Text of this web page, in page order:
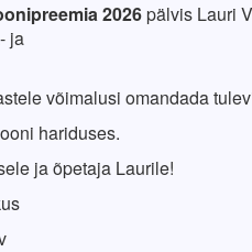
2026pälvis Lauri
- ja
võimalusi omandada
hariduses.
ja õpetaja Laurile!